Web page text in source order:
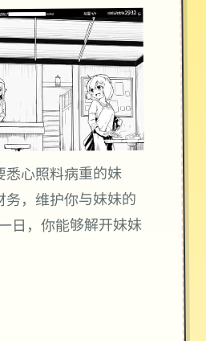
心照料病重的妹
，维护你与妹妹的
日，你能够解开妹妹